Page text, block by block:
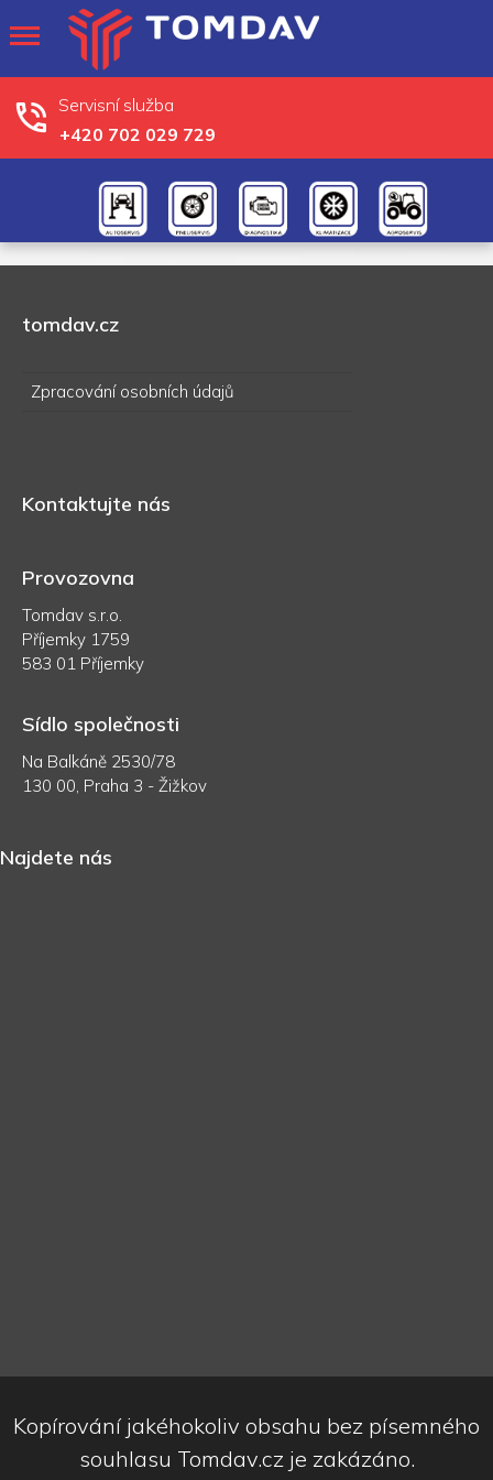
Servisní služba
+420 702 029 729
tomdav.cz
Zpracování osobních údajů
Kontaktujte nás
Provozovna
Tomdav s.r.o.
Příjemky 1759
583 01 Příjemky
Sídlo společnosti
Na Balkáně 2530/78
130 00, Praha 3 - Žižkov
Najdete nás
Kopírování jakéhokoliv obsahu bez písemného
souhlasu Tomdav.cz je zakázáno.